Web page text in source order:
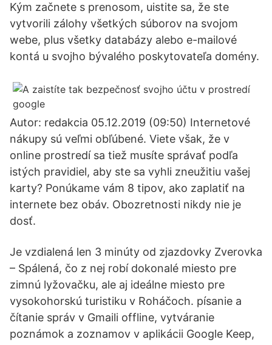
Kým začnete s prenosom, uistite sa, že ste
vytvorili zálohy všetkých súborov na svojom
webe, plus všetky databázy alebo e-mailové
kontá u svojho bývalého poskytovateľa domény.
Autor: redakcia 05.12.2019 (09:50) Internetové
nákupy sú veľmi obľúbené. Viete však, že v
online prostredí sa tiež musíte správať podľa
istých pravidiel, aby ste sa vyhli zneužitiu vašej
karty? Ponúkame vám 8 tipov, ako zaplatiť na
internete bez obáv. Obozretnosti nikdy nie je
dosť.
Je vzdialená len 3 minúty od zjazdovky Zverovka
– Spálená, čo z nej robí dokonalé miesto pre
zimnú lyžovačku, ale aj ideálne miesto pre
vysokohorskú turistiku v Roháčoch. písanie a
čítanie správ v Gmaili offline, vytváranie
poznámok a zoznamov v aplikácii Google Keep,